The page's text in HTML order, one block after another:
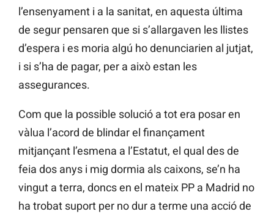
l’ensenyament i a la sanitat, en aquesta última
de segur pensaren que si s’allargaven les llistes
d’espera i es moria algú ho denunciarien al jutjat,
i si s’ha de pagar, per a això estan les
assegurances.
Com que la possible solució a tot era posar en
vàlua l’acord de blindar el finançament
mitjançant l’esmena a l’Estatut, el qual des de
feia dos anys i mig dormia als caixons, se’n ha
vingut a terra, doncs en el mateix PP a Madrid no
ha trobat suport per no dur a terme una acció de